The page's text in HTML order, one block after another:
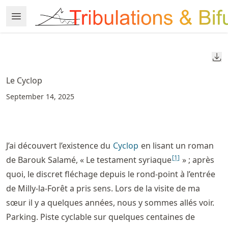
to
article
to
article
content
Open Menu
Made with MyST
Le Cyclop
September 14, 2025
J’ai découvert l’existence du Cyclop en lisant un roman
de Barouk Salamé, « Le testament syriaque[1] » ; après
quoi, le discret fléchage depuis le rond-point à l’entrée
de Milly-la-Forêt a pris sens. Lors de la visite de ma
sœur il y a quelques années, nous y sommes allés voir.
Parking. Piste cyclable sur quelques centaines de